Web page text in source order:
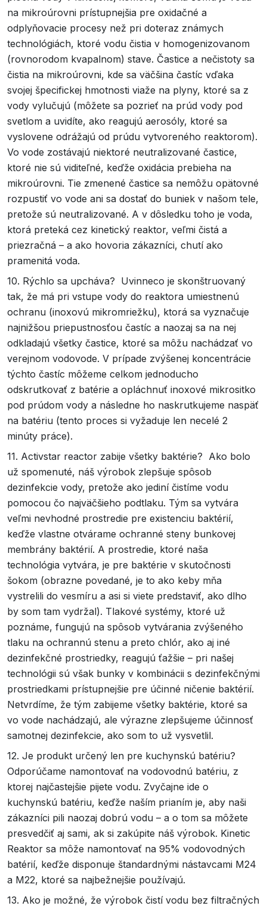
na mikroúrovni prístupnejšia pre oxidačné a
odplyňovacie procesy než pri doteraz známych
technológiách, ktoré vodu čistia v homogenizovanom
(rovnorodom kvapalnom) stave. Častice a nečistoty sa
čistia na mikroúrovni, kde sa väčšina častíc vďaka
svojej špecifickej hmotnosti viaže na plyny, ktoré sa z
vody vylučujú (môžete sa pozrieť na prúd vody pod
svetlom a uvidíte, ako reagujú aerosóly, ktoré sa
vyslovene odrážajú od prúdu vytvoreného reaktorom).
Vo vode zostávajú niektoré neutralizované častice,
ktoré nie sú viditeľné, keďže oxidácia prebieha na
mikroúrovni. Tie zmenené častice sa nemôžu opätovné
rozpustiť vo vode ani sa dostať do buniek v našom tele,
pretože sú neutralizované. A v dôsledku toho je voda,
ktorá preteká cez kinetický reaktor, veľmi čistá a
priezračná – a ako hovoria zákazníci, chutí ako
pramenitá voda.
10. Rýchlo sa upcháva? Uvinneco je skonštruovaný
tak, že má pri vstupe vody do reaktora umiestnenú
ochranu (inoxovú mikromriežku), ktorá sa vyznačuje
najnižšou priepustnosťou častíc a naozaj sa na nej
odkladajú všetky častice, ktoré sa môžu nachádzať vo
verejnom vodovode. V prípade zvýšenej koncentrácie
týchto častíc môžeme celkom jednoducho
odskrutkovať z batérie a opláchnuť inoxové mikrositko
pod prúdom vody a následne ho naskrutkujeme naspäť
na batériu (tento proces si vyžaduje len necelé 2
minúty práce).
11. Activstar reactor zabije všetky baktérie? Ako bolo
už spomenuté, náš výrobok zlepšuje spôsob
dezinfekcie vody, pretože ako jediní čistíme vodu
pomocou čo najväčšieho podtlaku. Tým sa vytvára
veľmi nevhodné prostredie pre existenciu baktérií,
keďže vlastne otvárame ochranné steny bunkovej
membrány baktérií. A prostredie, ktoré naša
technológia vytvára, je pre baktérie v skutočnosti
šokom (obrazne povedané, je to ako keby mňa
vystrelili do vesmíru a asi si viete predstaviť, ako dlho
by som tam vydržal). Tlakové systémy, ktoré už
poznáme, fungujú na spôsob vytvárania zvýšeného
tlaku na ochrannú stenu a preto chlór, ako aj iné
dezinfekčné prostriedky, reagujú ťažšie – pri našej
technológii sú však bunky v kombinácii s dezinfekčnými
prostriedkami prístupnejšie pre účinné ničenie baktérií.
Netvrdíme, že tým zabijeme všetky baktérie, ktoré sa
vo vode nachádzajú, ale výrazne zlepšujeme účinnosť
samotnej dezinfekcie, ako som to už vysvetlil.
12. Je produkt určený len pre kuchynskú batériu?
Odporúčame namontovať na vodovodnú batériu, z
ktorej najčastejšie pijete vodu. Zvyčajne ide o
kuchynskú batériu, keďže naším prianím je, aby naši
zákazníci pili naozaj dobrú vodu – a o tom sa môžete
presvedčiť aj sami, ak si zakúpite náš výrobok. Kinetic
Reaktor sa môže namontovať na 95% vodovodných
batérií, keďže disponuje štandardnými nástavcami M24
a M22, ktoré sa najbežnejšie používajú.
13. Ako je možné, že výrobok čistí vodu bez filtračných